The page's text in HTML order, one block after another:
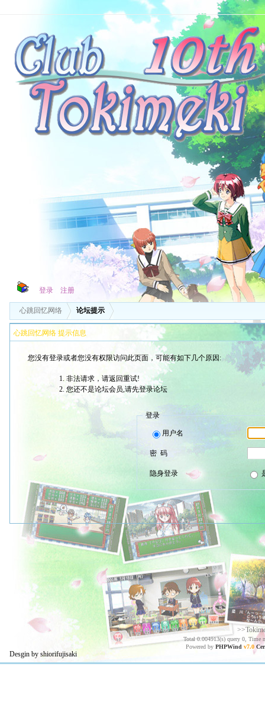
登录 注册
心跳回忆网络 论坛提示
心跳回忆网络 提示信息
您没有登录或者您没有权限访问此页面，可能有如下几个原因:
非法请求，请返回重试!
您还不是论坛会员,请先登录论坛
登录
用户名
密 码
隐身登录
Total 0.004913(s) query 0, Time
Powered by PHPWind v7.0
Desgin by shiorifujisaki